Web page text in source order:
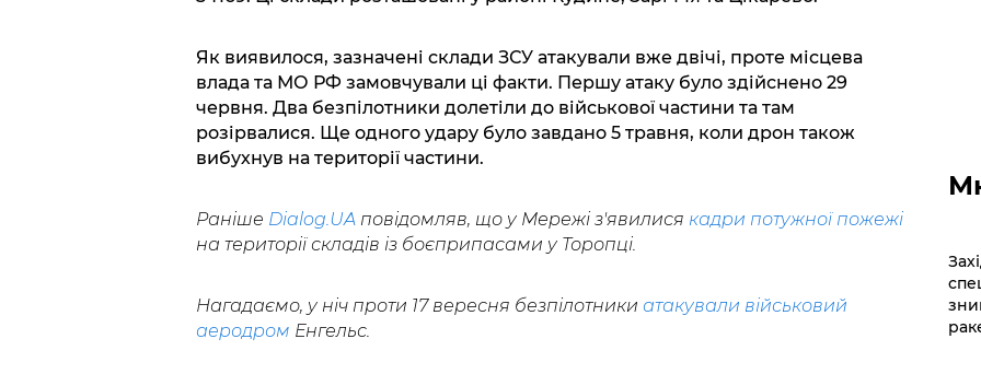
Як виявилося, зазначені склади ЗСУ атакували вже двічі, проте місцева
влада та МО РФ замовчували ці факти. Першу атаку було здійснено 29
червня. Два безпілотники долетіли до військової частини та там
розірвалися. Ще одного удару було завдано 5 травня, коли дрон також
вибухнув на території частини.
Раніше Dialog.UAповідомляв, що у Мережі з'явилися кадри потужної пожежі
на території складів із боєприпасами у Торопці.
Нагадаємо, у ніч проти 17 вересня безпілотники атакували військовий
аеродром Енгельс.